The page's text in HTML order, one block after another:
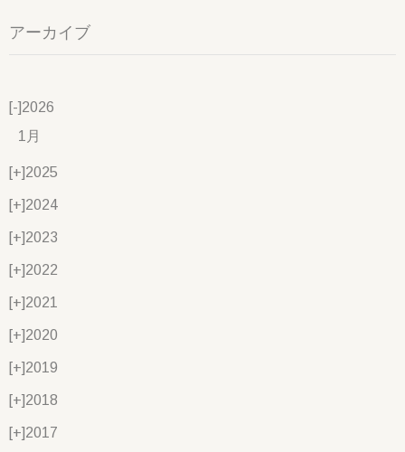
アーカイブ
[-]2026
1月
[+]2025
[+]2024
[+]2023
[+]2022
[+]2021
[+]2020
[+]2019
[+]2018
[+]2017